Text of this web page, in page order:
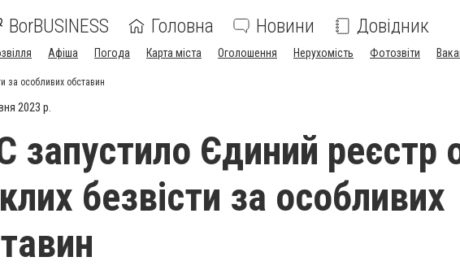
BorBUSINESS Головна Новини Довідник
Афіша Погода Карта міста Оголошення Нерухомість Фотозвіти
за особливих обставин
2023 р.
запустило Єдиний реєстр
безвісти за особливих